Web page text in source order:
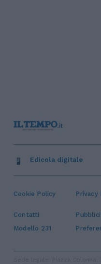
Cookie Policy Privacy
Contatti
Modello 231
Edicola digitale